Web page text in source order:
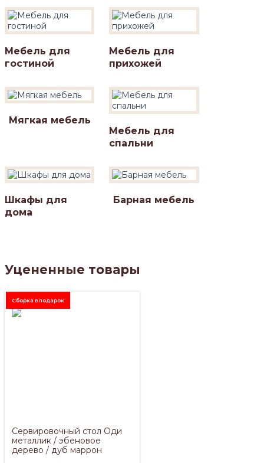
Мебель для
гостиной
Мебель для
прихожей
Мягкая мебель
Мебель для
спальни
Шкафы для
дома
Барная мебель
Уцененные товары
Сборка в подарок
Сервировочный стол Оди
металлик / эбеновое
дерево / дуб маррон